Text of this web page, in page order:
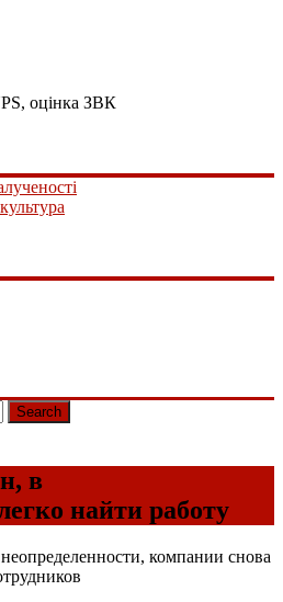
оцінка ЗВК
Search
в
найти работу
компании снова